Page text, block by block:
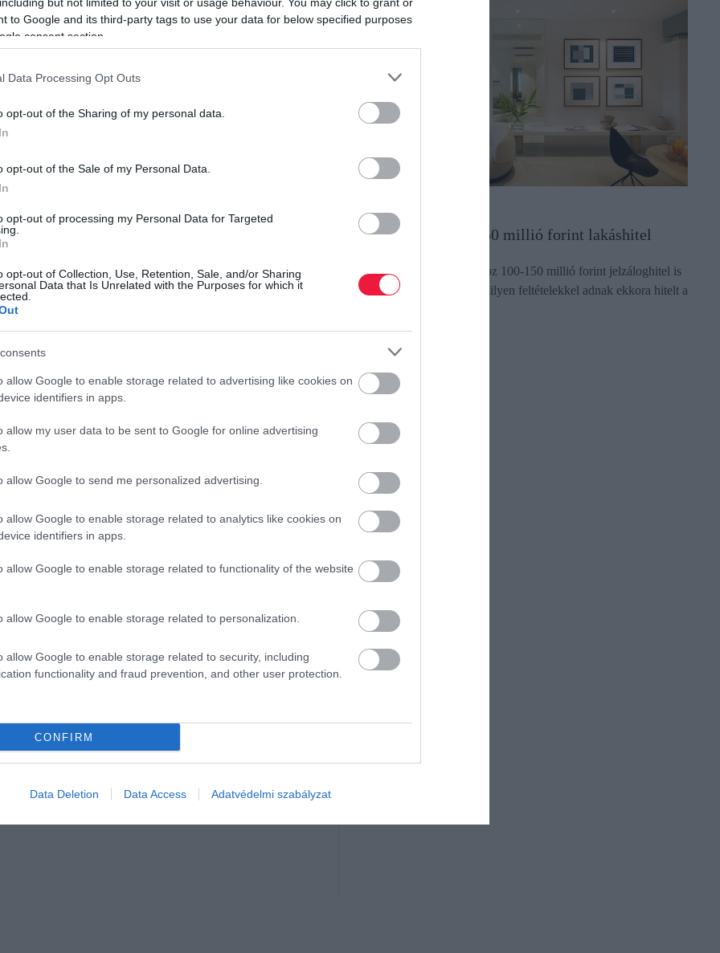
to Google and its third-party tags to use your data for below specified purposes
consent section.
Data Processing Opt Outs
opt-out of the Sharing of my personal data.
opt-out of the Sale of my Personal Data.
opt-out of processing my Personal Data for Targeted
opt-out of Collection, Use, Retention, Sale, and/or Sharing
Data that Is Unrelated with the Purposes for which it
allow Google to enable storage related to advertising like cookies on
identifiers in apps.
allow my user data to be sent to Google for online advertising
allow Google to send me personalized advertising.
allow Google to enable storage related to analytics like cookies on
identifiers in apps.
allow Google to enable storage related to functionality of the website
allow Google to enable storage related to personalization.
allow Google to enable storage related to security, including
functionality and fraud prevention, and other user protection.
CONFIRM
Data Deletion Data Access Adatvédelmi szabályzat
ben rendkívül erős volt a lakáspiac: országosan 23,5
lakásárak, ami reálértéken az elmúlt 25 év legnagyobb
volumene éves összevetésben rendre 130 és
hitelek aránya a lakáshiteleken belül 23 százalékról
lakások aránya historikusan magas szintre, 60
bevezetése előtti időszakot jellemző 36 százalékról. Az
kötöttek a bankok mintegy 1161 milliárd
finanszírozza.
csak legyen, aki megveszi
üteme,különösen Budapesten. Bár 2025-ben még
kezdett a dinamika, és a jegybank további lassulást vár.
amely már meghaladja a 20 százalékot" - tette
már nemcsak a keresletet, hanem egyre inkább a
alatt álló új lakások száma, és sok új projekt kapott
jutott el az értékesítési szakaszig, a következő években
az országban
Így vehető fel 100-150 millió forint lakáshitel
Luxuslakás megvásárlásához 100-150 millió forint jelzáloghitel is
szükséges lehet. Nézzük, milyen feltételekkel adnak ekkora hitelt a
rectangle